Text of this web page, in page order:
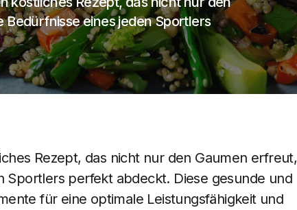
eines jeden Sportlers
Rezept, das nicht nur den Gaumen erfreut,
Sportlers perfekt abdeckt. Diese gesunde und
für eine optimale Leistungsfähigkeit und